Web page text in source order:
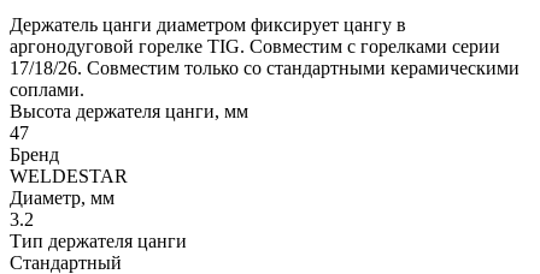
Держатель цанги диаметром фиксирует цангу в
аргонодуговой горелке TIG. Совместим с горелками серии
17/18/26. Совместим только со стандартными керамическими
соплами.
Высота держателя цанги, мм
47
Бренд
WELDESTAR
Диаметр, мм
3.2
Тип держателя цанги
Стандартный